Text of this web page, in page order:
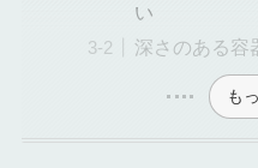
い
深さのある容
も